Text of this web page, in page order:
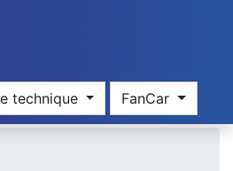
technique FanCar